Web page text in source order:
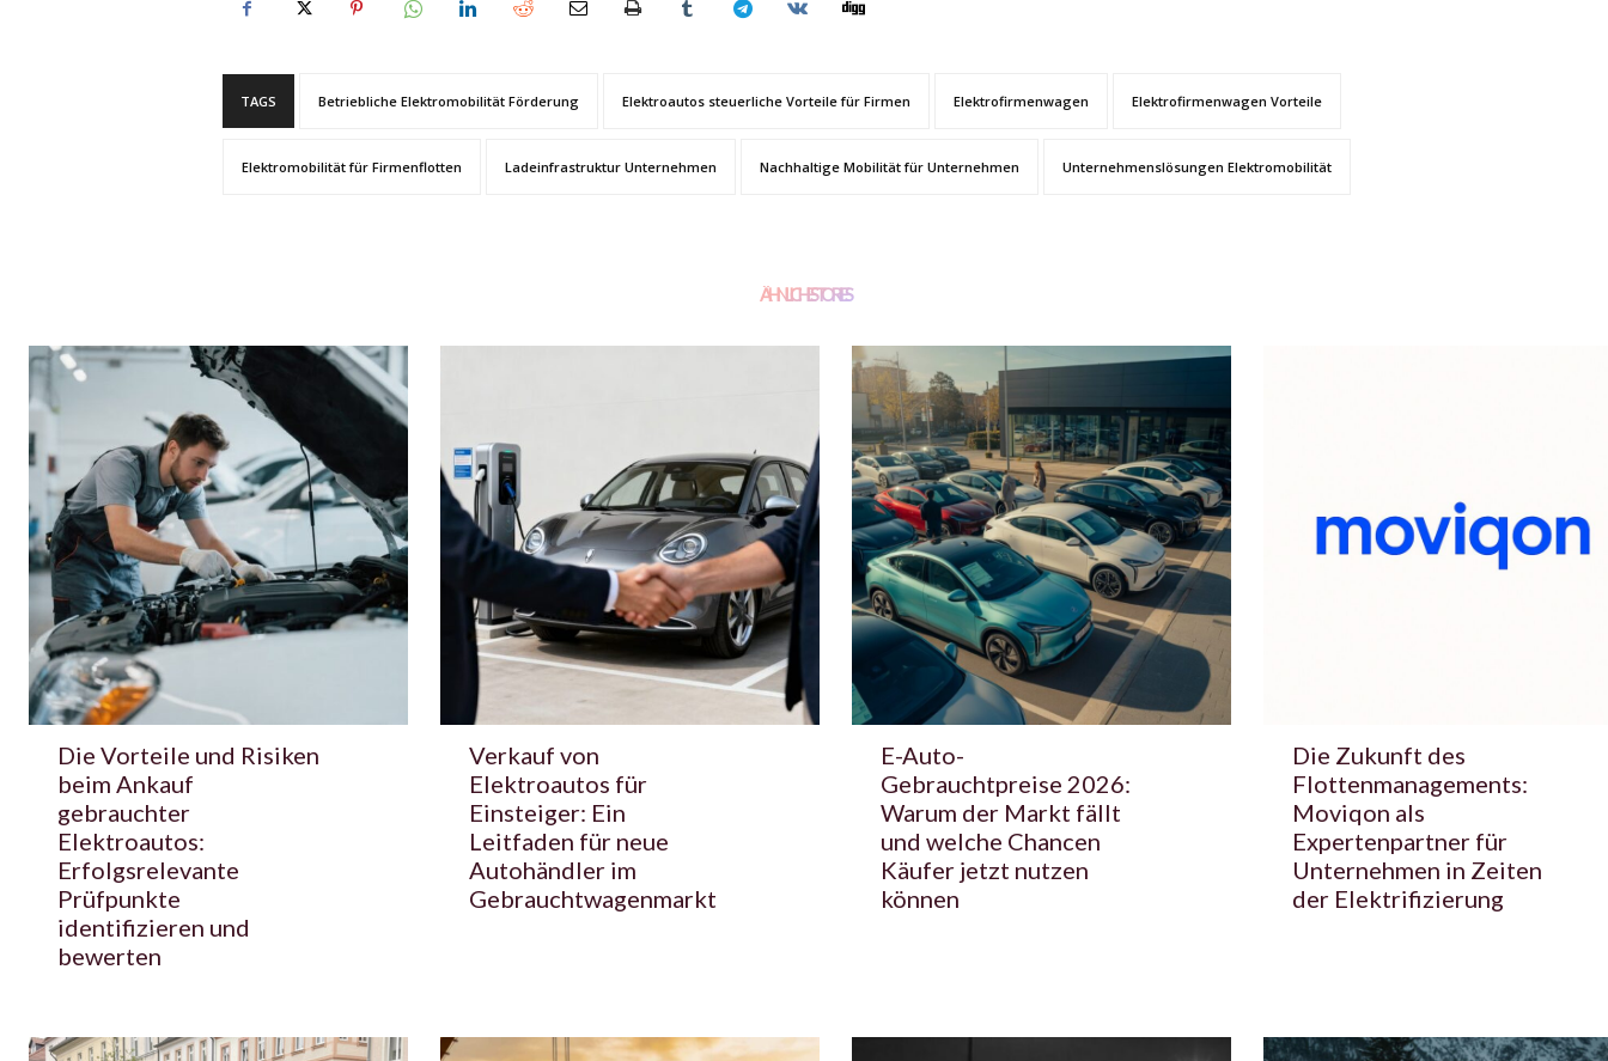
TAGS Betriebliche Elektromobilität Förderung Elektroautos steuerliche Vorteile für Firmen Elektrofirmenwagen Elektrofirmenwagen Vorteile
Elektromobilität für Firmenflotten Ladeinfrastruktur Unternehmen Nachhaltige Mobilität für Unternehmen Unternehmenslösungen Elektromobilität
ÄHNLICHE STORIES
Die Vorteile und Risiken
beim Ankauf
gebrauchter
Elektroautos:
Erfolgsrelevante
Prüfpunkte
identifizieren und
bewerten
Verkauf von
Elektroautos für
Einsteiger: Ein
Leitfaden für neue
Autohändler im
Gebrauchtwagenmarkt
E-Auto-
Gebrauchtpreise 2026:
Warum der Markt fällt
und welche Chancen
Käufer jetzt nutzen
können
Die Zukunft des
Flottenmanagements:
Moviqon als
Expertenpartner für
Unternehmen in Zeiten
der Elektrifizierung